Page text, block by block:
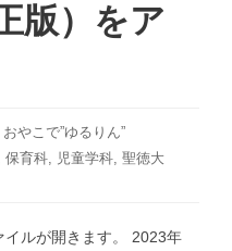
版）をア
カ
テ
おやこで”ゆるりん”
保育科, 児童学科, 聖徳大
イルが開きます。 2023年